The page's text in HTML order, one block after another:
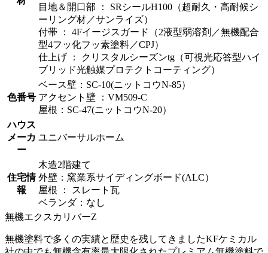
目地＆開口部 ： SRシールH100（超耐久・高耐候シ
ーリング材／サンライズ）
付帯 ： 4Fイージスガード（2液型弱溶剤／無機配合
型4フッ化フッ素塗料／CPJ）
仕上げ ： クリスタルシーズンtg（可視光応答型ハイ
ブリッド光触媒プロテクトコーティング）
色番号
ベース壁：SC-10(ニットコウN-85）
アクセント壁 ：VM509-C
屋根：SC-47(ニットコウN-20）
ハウス
メーカ
ー
ユニバーサルホーム
住宅情
報
木造2階建て
外壁：窯業系サイディングボード(ALC）
屋根 ： スレート瓦
ベランダ：なし
無機エクスカリバーZ
無機塗料で多くの実績と歴史を残してきましたKFケミカル